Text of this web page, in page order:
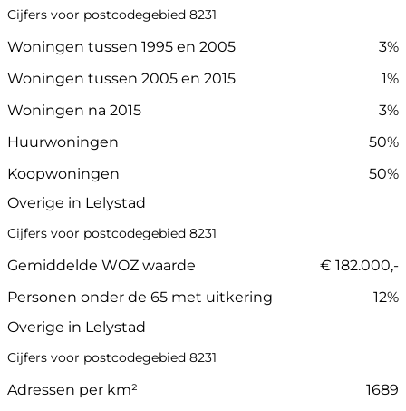
Cijfers voor postcodegebied 8231
Woningen tussen 1995 en 2005
3%
Woningen tussen 2005 en 2015
1%
Woningen na 2015
3%
Huurwoningen
50%
Koopwoningen
50%
Overige in Lelystad
Cijfers voor postcodegebied 8231
Gemiddelde WOZ waarde
€ 182.000,-
Personen onder de 65 met uitkering
12%
Overige in Lelystad
Cijfers voor postcodegebied 8231
Adressen per km²
1689